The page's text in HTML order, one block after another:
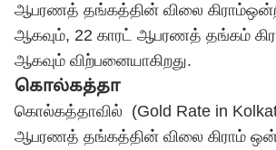
ஆபரணத் தங்கத்தின் விலை
ஆகவும், 22 காரட் ஆபரணத் தங்கம்
ஆகவும் விற்பனையாகிறது.
கொல்கத்தா
கொல்கத்தாவில் (Gold Rate in
ஆபரணத் தங்கத்தின் விலை கிராம்